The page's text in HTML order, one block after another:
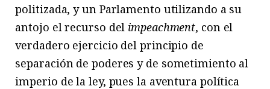
politizada, y un Parlamento utilizando a su
antojo el recurso del impeachment, con el
verdadero ejercicio del principio de
separación de poderes y de sometimiento al
imperio de la ley, pues la aventura política